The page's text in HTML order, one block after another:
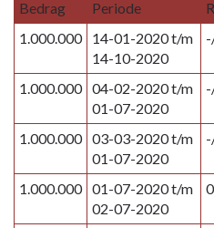
Bedrag Periode
1.000.000
14-01-2020 t/m
14-10-2020
1.000.000 04-02-2020 t/m
01-07-2020
1.000.000 03-03-2020 t/m
01-07-2020
1.000.000 01-07-2020 t/m
02-07-2020